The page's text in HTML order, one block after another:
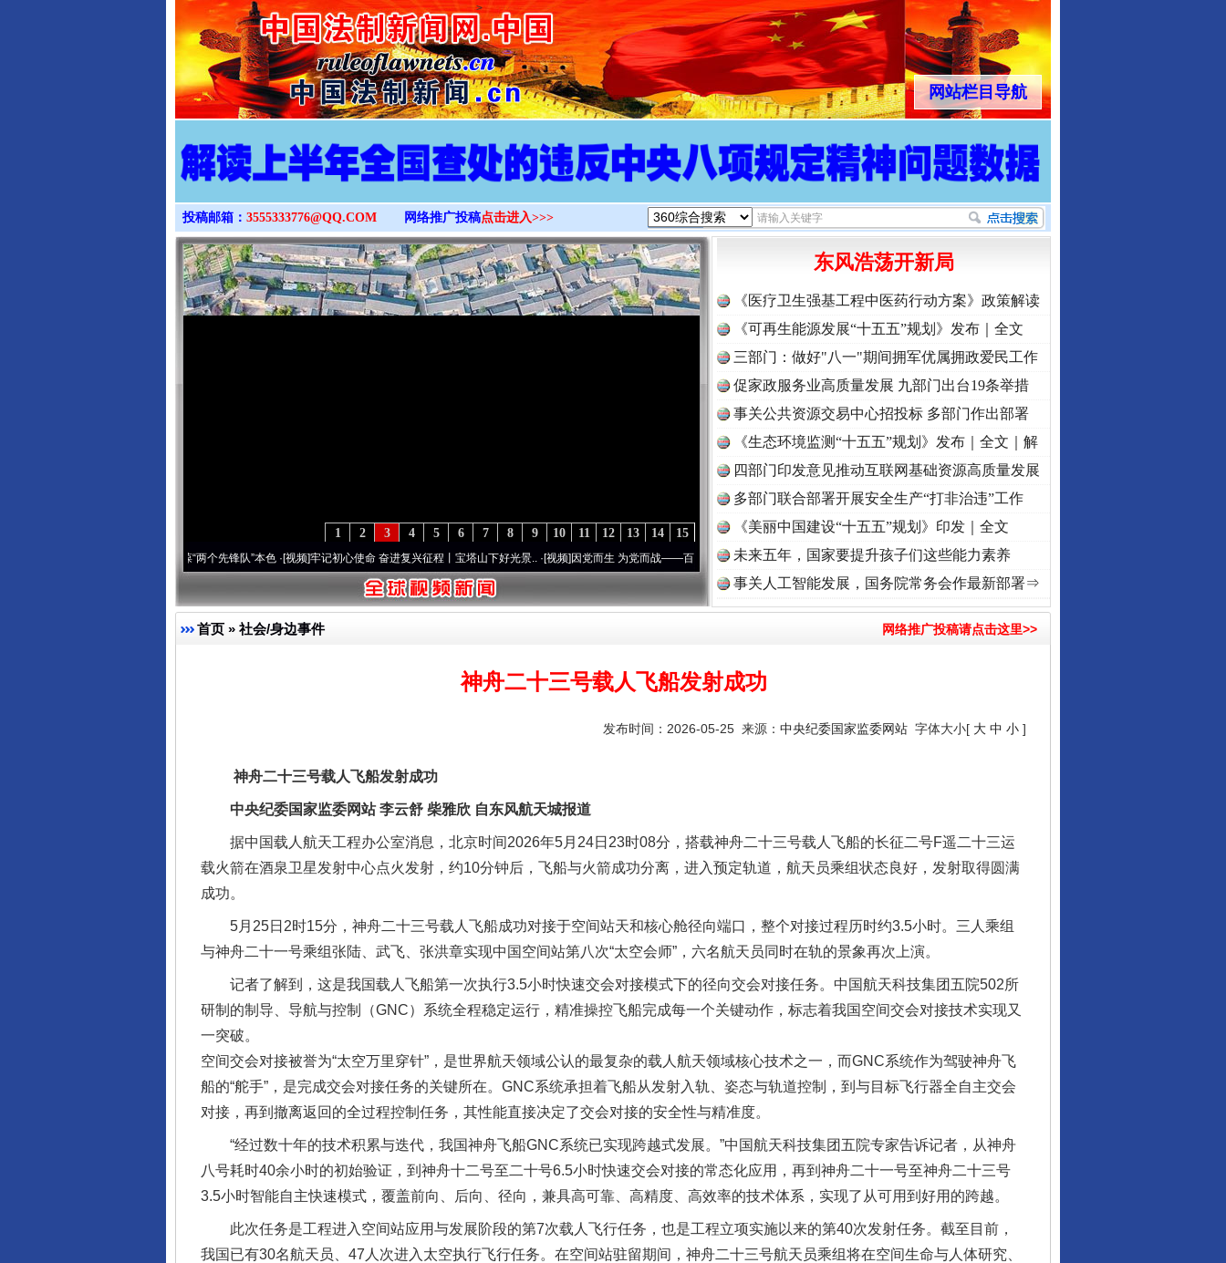
>
网站栏目导航
投稿邮箱： 3555333776@QQ.COM 网络推广投稿点击进入>>>
15
14
13
12
11
10
9
8
7
6
5
4
3
2
1
永葆“两个先锋队”本色·[视频]牢记初心使命 奋进复兴征程丨宝塔山下好光景..·[视频]因党而生 为党而战——百年“纪”事⑧加强纪律..·[视频]牢记初心使命 奋进复兴征程丨“转折之城”激荡..·[视频]
东风浩荡开新局
《医疗卫生强基工程中医药行动方案》政策解读
《可再生能源发展“十五五”规划》发布｜全文
三部门：做好"八一"期间拥军优属拥政爱民工作
促家政服务业高质量发展 九部门出台19条举措
事关公共资源交易中心招投标 多部门作出部署
《生态环境监测“十五五”规划》发布｜全文｜解
读
四部门印发意见推动互联网基础资源高质量发展
多部门联合部署开展安全生产“打非治违”工作
《美丽中国建设“十五五”规划》印发｜全文
未来五年，国家要提升孩子们这些能力素养
事关人工智能发展，国务院常务会作最新部署⇒
首页 » 社会/身边事件 网络推广投稿请点击这里>>
神舟二十三号载人飞船发射成功
发布时间：2026-05-25 来源： 中央纪委国家监委网站 字体大小[ 大 中 小 ]
神舟二十三号载人飞船发射成功
中央纪委国家监委网站 李云舒 柴雅欣 自东风航天城报道
据中国载人航天工程办公室消息，北京时间2026年5月24日23时08分，搭载神舟二十三号载人飞船的长征二号F遥二十三运
载火箭在酒泉卫星发射中心点火发射，约10分钟后，飞船与火箭成功分离，进入预定轨道，航天员乘组状态良好，发射取得圆满
成功。
5月25日2时15分，神舟二十三号载人飞船成功对接于空间站天和核心舱径向端口，整个对接过程历时约3.5小时。三人乘组
与神舟二十一号乘组张陆、武飞、张洪章实现中国空间站第八次“太空会师”，六名航天员同时在轨的景象再次上演。
记者了解到，这是我国载人飞船第一次执行3.5小时快速交会对接模式下的径向交会对接任务。中国航天科技集团五院502所
研制的制导、导航与控制（GNC）系统全程稳定运行，精准操控飞船完成每一个关键动作，标志着我国空间交会对接技术实现又
一突破。
空间交会对接被誉为“太空万里穿针”，是世界航天领域公认的最复杂的载人航天领域核心技术之一，而GNC系统作为驾驶神舟飞
船的“舵手”，是完成交会对接任务的关键所在。GNC系统承担着飞船从发射入轨、姿态与轨道控制，到与目标飞行器全自主交会
对接，再到撤离返回的全过程控制任务，其性能直接决定了交会对接的安全性与精准度。
“经过数十年的技术积累与迭代，我国神舟飞船GNC系统已实现跨越式发展。”中国航天科技集团五院专家告诉记者，从神舟
八号耗时40余小时的初始验证，到神舟十二号至二十号6.5小时快速交会对接的常态化应用，再到神舟二十一号至神舟二十三号
3.5小时智能自主快速模式，覆盖前向、后向、径向，兼具高可靠、高精度、高效率的技术体系，实现了从可用到好用的跨越。
此次任务是工程进入空间站应用与发展阶段的第7次载人飞行任务，也是工程立项实施以来的第40次发射任务。截至目前，
我国已有30名航天员、47人次进入太空执行飞行任务。在空间站驻留期间，神舟二十三号航天员乘组将在空间生命与人体研究、
完善运行机制助力责任有效落实